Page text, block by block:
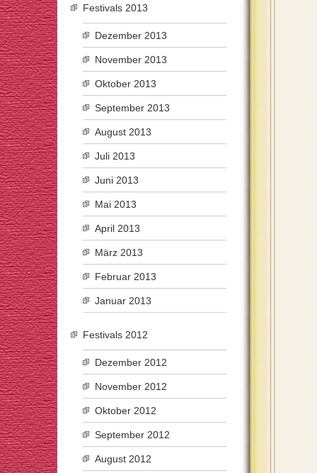
Festivals 2013
Dezember 2013
November 2013
Oktober 2013
September 2013
August 2013
Juli 2013
Juni 2013
Mai 2013
April 2013
März 2013
Februar 2013
Januar 2013
Festivals 2012
Dezember 2012
November 2012
Oktober 2012
September 2012
August 2012